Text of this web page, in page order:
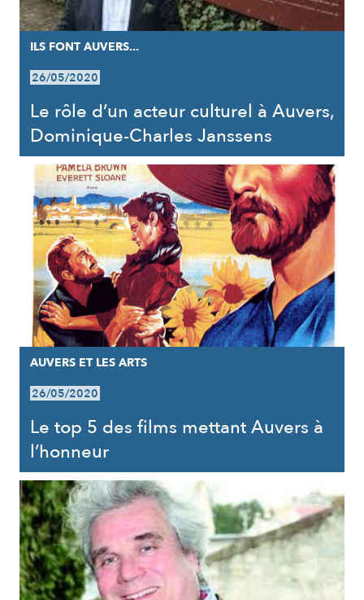
ILS FONT AUVERS...
26/05/2020
Le rôle d’un acteur culturel à Auvers,
Dominique-Charles Janssens
AUVERS ET LES ARTS
26/05/2020
Le top 5 des films mettant Auvers à
l’honneur